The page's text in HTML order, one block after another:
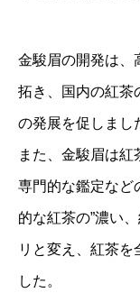
金駿眉の開発は、
拓き、国内の紅茶
の発展を促しまし
また、金駿眉は
専門的な鑑定など
的な紅茶の”濃い
リと変え、紅茶を
した。